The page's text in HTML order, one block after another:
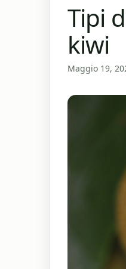
Tipi
kiwi
Maggio 19,